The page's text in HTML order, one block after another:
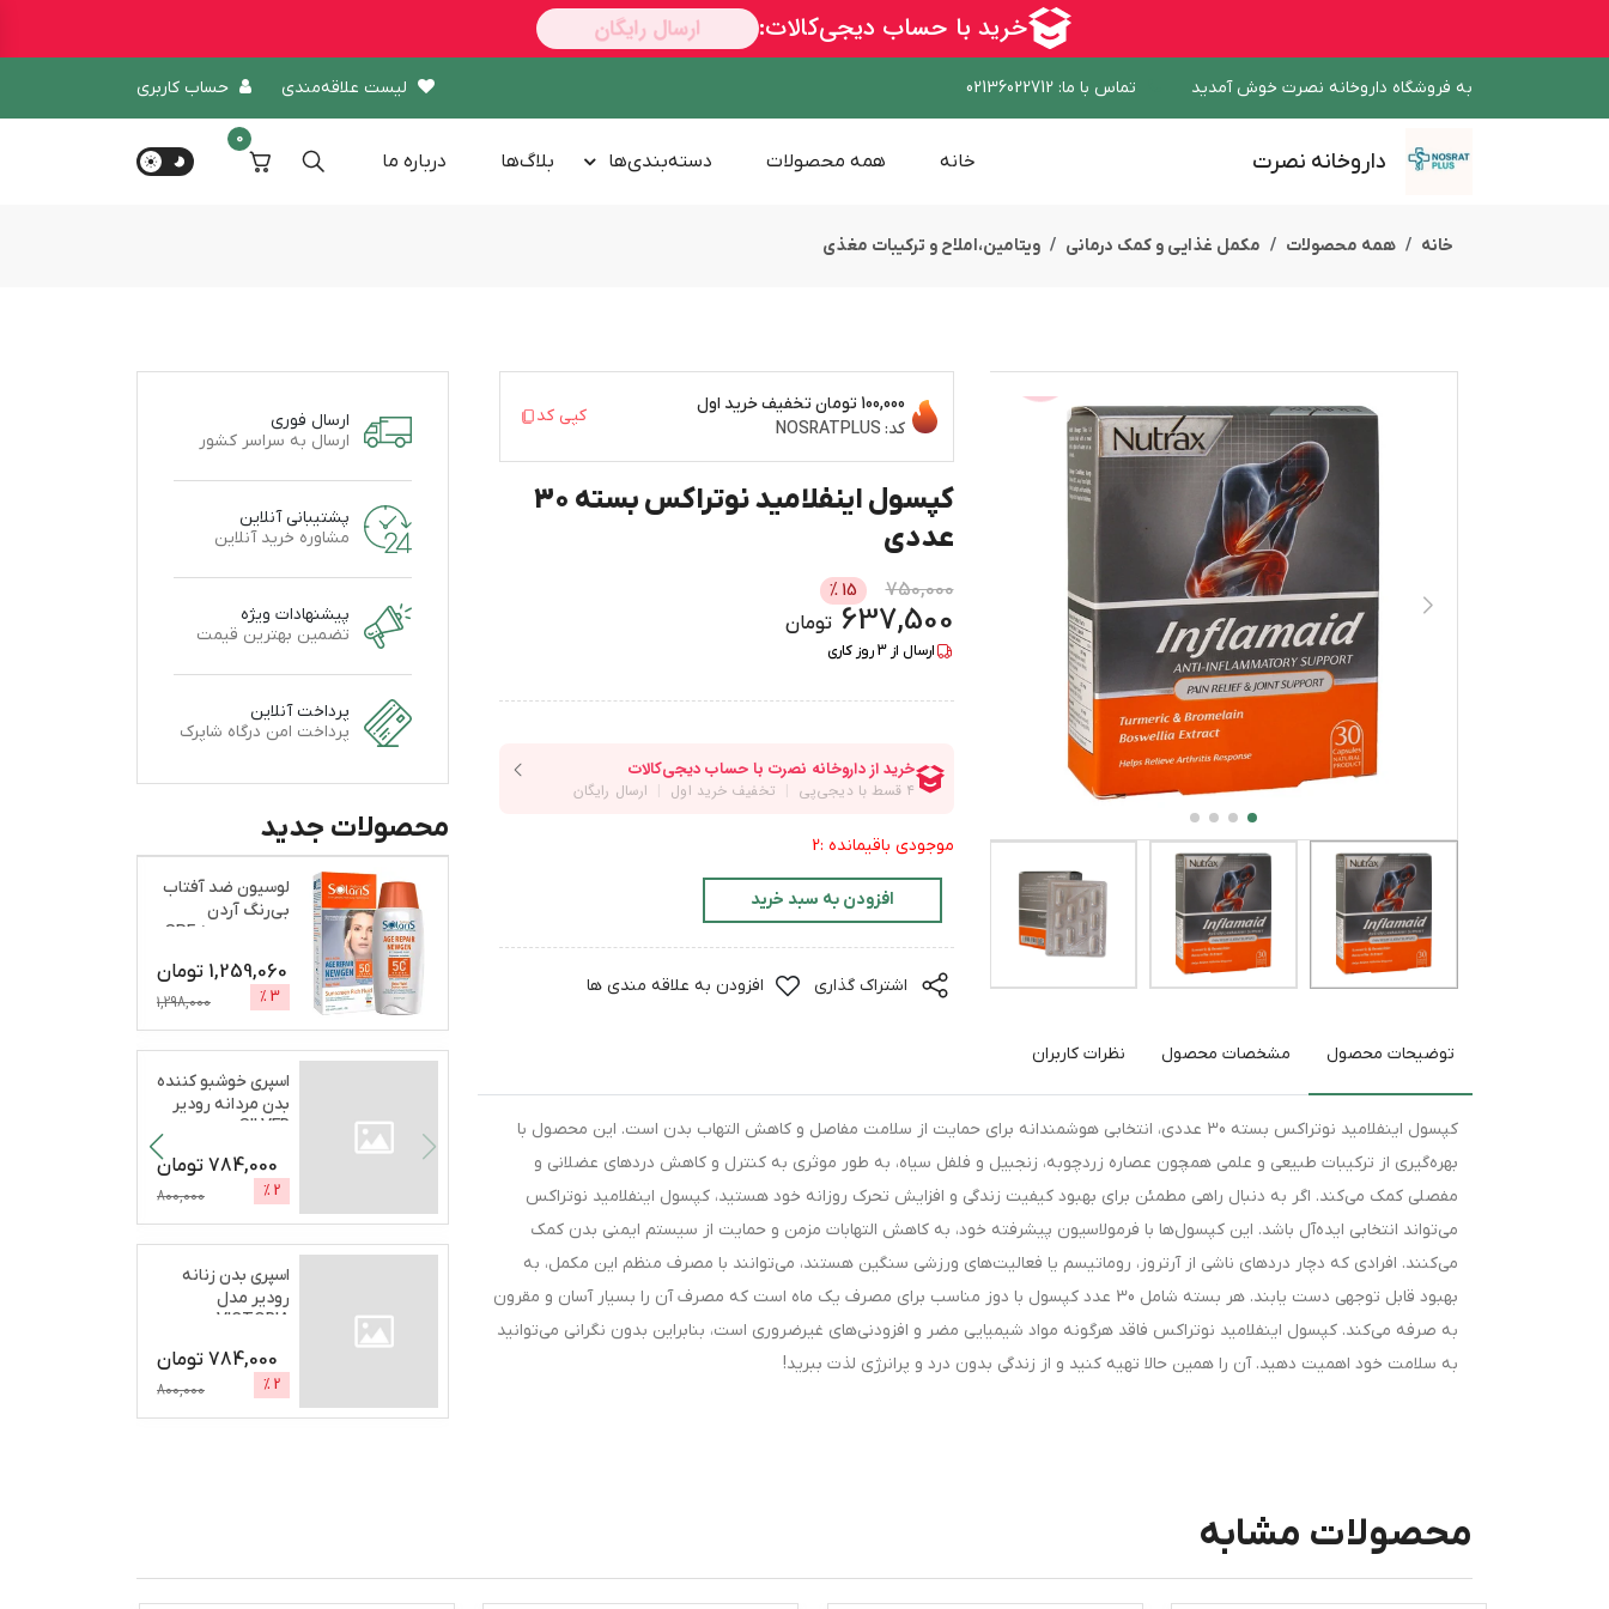
به فروشگاه داروخانه نصرت خوش آمدید تماس با ما:
02136022712 لیست علاقه‌مندی حساب کاربری
داروخانه نصرت خانه همه محصولات دسته‌بندی‌ها بلاگ‌ها درباره‌ ما
0
خانه همه محصولات مکمل غذایی و کمک درمانی ویتامین،املاح و ترکیبات مغذی
100,000 تومان
تخفیف خرید اول
کد: NOSRATPLUS
کپی کد
کپسول اینفلامید نوتراکس بسته 30
عددی
750,000
15
%
637,500 تومان
ارسال از 3روز کاری
موجودی باقیمانده :2
افزودن به سبد خرید
اشتراک گذاری افزودن به علاقه مندی ها
توضیحات محصول مشخصات محصول نظرات کاربران
کپسول اینفلامید نوتراکس بسته 30 عددی، انتخابی هوشمندانه برای حمایت از سلامت مفاصل و کاهش التهاب بدن است. این محصول با
بهره‌گیری از ترکیبات طبیعی و علمی همچون عصاره زردچوبه، زنجبیل و فلفل سیاه، به طور موثری به کنترل و کاهش دردهای عضلانی و
مفصلی کمک می‌کند. اگر به دنبال راهی مطمئن برای بهبود کیفیت زندگی و افزایش تحرک روزانه خود هستید، کپسول اینفلامید نوتراکس
می‌تواند انتخابی ایده‌آل باشد. این کپسول‌ها با فرمولاسیون پیشرفته خود، به کاهش التهابات مزمن و حمایت از سیستم ایمنی بدن کمک
می‌کنند. افرادی که دچار دردهای ناشی از آرتروز، روماتیسم یا فعالیت‌های ورزشی سنگین هستند، می‌توانند با مصرف منظم این مکمل، به
بهبود قابل توجهی دست یابند. هر بسته شامل 30 عدد کپسول با دوز مناسب برای مصرف یک ماه است که مصرف آن را بسیار آسان و مقرون
به صرفه می‌کند. کپسول اینفلامید نوتراکس فاقد هرگونه مواد شیمیایی مضر و افزودنی‌های غیرضروری است، بنابراین بدون نگرانی می‌توانید
به سلامت خود اهمیت دهید. آن را همین حالا تهیه کنید و از زندگی بدون درد و پرانرژی لذت ببرید!
ارسال فوری
ارسال به سراسر کشور
پشتیبانی آنلاین
مشاوره خرید آنلاین
پیشنهادات ویژه
تضمین بهترین قیمت
پرداخت آنلاین
پرداخت امن درگاه شاپرک
محصولات جدید
لوسیون ضد آفتاب
بی‌رنگ آردن
1,259,060 تومان
3
%
1,298,000
اسپری خوشبو کننده
بدن مردانه رودیر
SILVER
784,000 تومان
2
%
800,000
اسپری بدن زنانه
رودیر مدل
VICTORIA
...
784,000 تومان
2
%
800,000
محصولات مشابه